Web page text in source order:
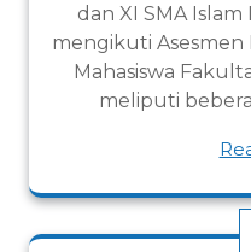
dan XI SMA
mengikuti Asesmen
Mahasiswa
meliputi